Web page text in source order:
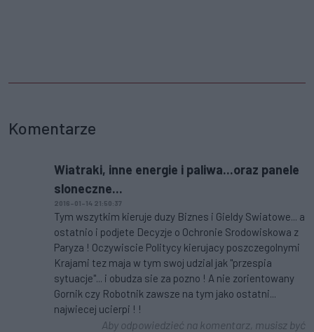
Komentarze
Wiatraki, inne energie i paliwa...oraz panele
sloneczne...
2016-01-14 21:50:37
Tym wszytkim kieruje duzy Biznes i Gieldy Swiatowe... a
ostatnio i podjete Decyzje o Ochronie Srodowiskowa z
Paryza ! Oczywiscie Politycy kierujacy poszczegolnymi
Krajami tez maja w tym swoj udzial jak "przespia
sytuacje"... i obudza sie za pozno ! A nie zorientowany
Gornik czy Robotnik zawsze na tym jako ostatni...
najwiecej ucierpi ! !
Aby odpowiedzieć na komentarz, musisz być